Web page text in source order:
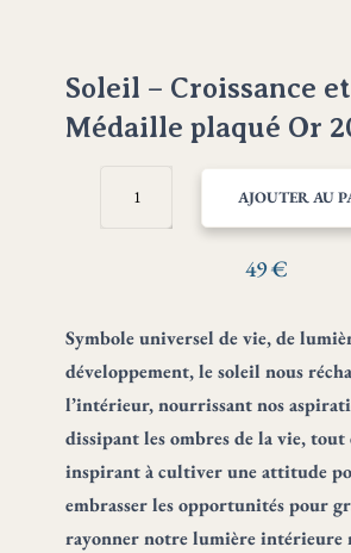
Soleil – Croissance
Médaille plaqué Or
QUANTITÉ
SOLEIL
JOIE
MÉDAILLE
PLAQUÉ
OR
20
AJOUTER AU
49€
Symbole universel de vie, de
développement, le soleil nous
l’intérieur, nourrissant nos
dissipant les ombres de la vie, tout
inspirant à cultiver une attitude
embrasser les opportunités pour
rayonner notre lumière intérieure